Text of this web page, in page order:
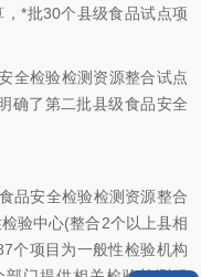
*批30个县级食品试点项
检验检测资源整合试点
确了第二批县级食品安全
安全检验检测资源整合
验中心(整合2个以上县相
个项目为一般性检验机构